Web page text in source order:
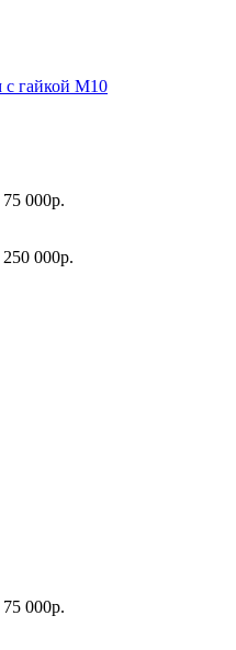
с гайкой М10
000р.
000р.
000р.